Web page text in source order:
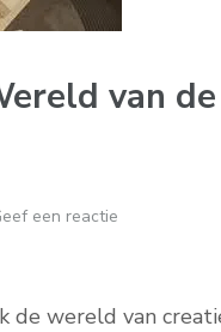
van
een reactie
de wereld van